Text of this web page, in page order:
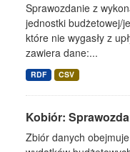
Sprawozdanie z
jednostki budżetowej/
które nie wygasły z
zawiera dane:...
RDF CSV
Kobiór:
Zbiór danych